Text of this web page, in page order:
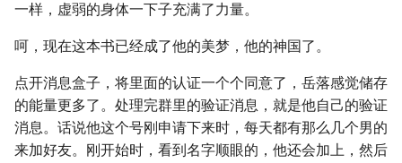
一样，虚弱的身体一下子充满了力量。
呵，现在这本书已经成了他的美梦，他的神国了。
点开消息盒子，将里面的认证一个个同意了，岳落感觉储存
的能量更多了。处理完群里的验证消息，就是他自己的验证
消息。话说他这个号刚申请下来时，每天都有那么几个男的
来加好友。刚开始时，看到名字顺眼的，他还会加上，然后